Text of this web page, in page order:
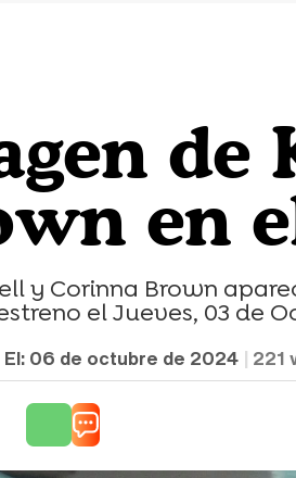
de
en
y Corinna Brown
el Jueves, 03 de
El: 06 de octubre de 2024 221